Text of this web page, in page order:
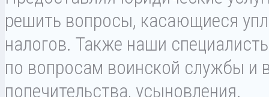
решить вопросы, касающиеся
налогов. Также наши
по вопросам воинской службы и
попечительства, усыновления.